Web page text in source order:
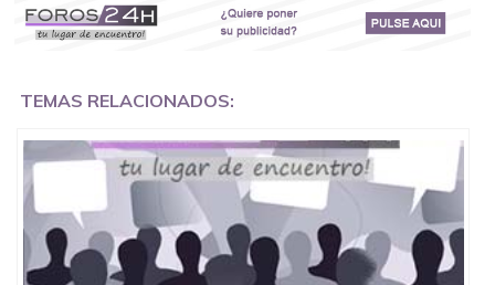
如何办理本科/硕士毕业证551190476网上买文凭可靠
吗551190476哪里可以买国外文凭551190476国外本
可以制作美国毕业证551190476哪里可以办理澳洲毕
551190476哪里可以办理加拿大毕业证551190476申
请学校办理假的毕业证成绩单可以吗551190476哪里
可以办理水印成绩单551190476哪里可以修改成绩单
GPA分数551190476假毕业证能查出来吗551190476
假文凭网上能查到吗551190476 如何拿到国外毕业证
QQ微信551190476办假大学毕业证QQ微信551190476
国外毕业证去哪认证QQ微信551190476找毕业证封皮
TEMAS RELACIONADOS: